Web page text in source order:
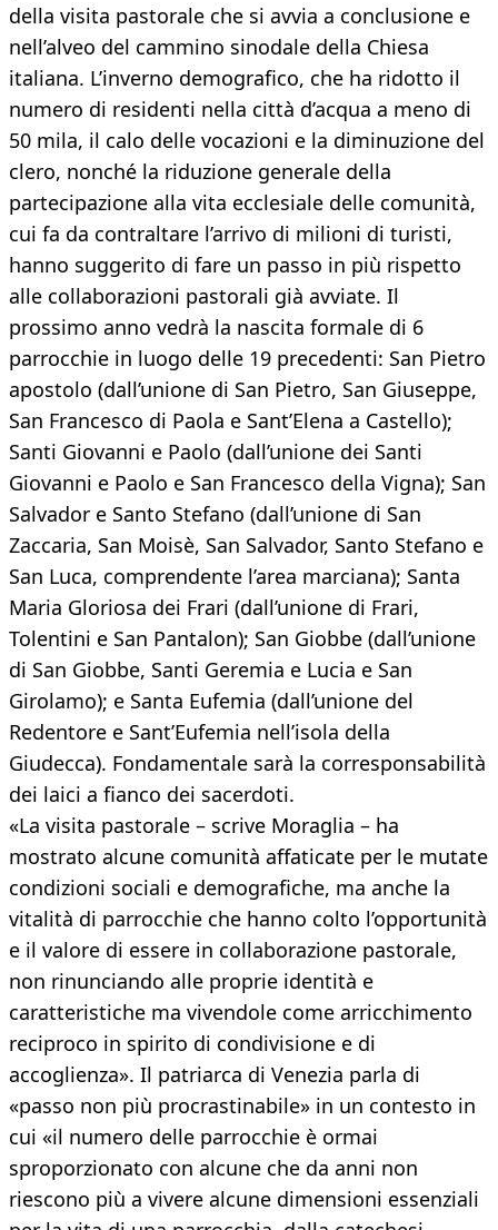
della visita pastorale che si avvia a conclusione e
nell’alveo del cammino sinodale della Chiesa
italiana. L’inverno demografico, che ha ridotto il
numero di residenti nella città d’acqua a meno di
50 mila, il calo delle vocazioni e la diminuzione del
clero, nonché la riduzione generale della
partecipazione alla vita ecclesiale delle comunità,
cui fa da contraltare l’arrivo di milioni di turisti,
hanno suggerito di fare un passo in più rispetto
alle collaborazioni pastorali già avviate. Il
prossimo anno vedrà la nascita formale di 6
parrocchie in luogo delle 19 precedenti: San Pietro
apostolo (dall’unione di San Pietro, San Giuseppe,
San Francesco di Paola e Sant’Elena a Castello);
Santi Giovanni e Paolo (dall’unione dei Santi
Giovanni e Paolo e San Francesco della Vigna); San
Salvador e Santo Stefano (dall’unione di San
Zaccaria, San Moisè, San Salvador, Santo Stefano e
San Luca, comprendente l’area marciana); Santa
Maria Gloriosa dei Frari (dall’unione di Frari,
Tolentini e San Pantalon); San Giobbe (dall’unione
di San Giobbe, Santi Geremia e Lucia e San
Girolamo); e Santa Eufemia (dall’unione del
Redentore e Sant’Eufemia nell’isola della
Giudecca). Fondamentale sarà la corresponsabilità
dei laici a fianco dei sacerdoti.
«La visita pastorale – scrive Moraglia – ha
mostrato alcune comunità affaticate per le mutate
condizioni sociali e demografiche, ma anche la
vitalità di parrocchie che hanno colto l’opportunità
e il valore di essere in collaborazione pastorale,
non rinunciando alle proprie identità e
caratteristiche ma vivendole come arricchimento
reciproco in spirito di condivisione e di
accoglienza». Il patriarca di Venezia parla di
«passo non più procrastinabile» in un contesto in
cui «il numero delle parrocchie è ormai
sproporzionato con alcune che da anni non
riescono più a vivere alcune dimensioni essenziali